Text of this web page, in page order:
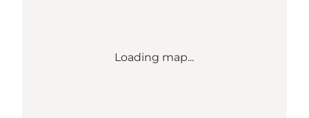
Loading map...